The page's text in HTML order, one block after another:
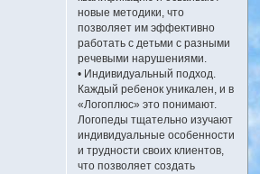
новые методики, что
позволяет им эффективно
работать с детьми с разными
речевыми нарушениями.
• Индивидуальный подход.
Каждый ребенок уникален, и в
«Логоплюс» это понимают.
Логопеды тщательно изучают
индивидуальные особенности
и трудности своих клиентов,
что позволяет создать